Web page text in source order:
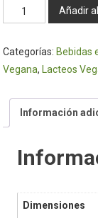
Yogur
vegano
Almendras
C/Durazno
Felices
Las
Vacas
cantidad
Añadir
Categorías: Bebidas
Vegana, Lacteos
Información
Dimensiones